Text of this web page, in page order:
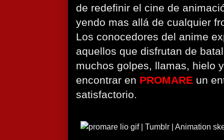
de redefinir el cine de
yendo mas allá de cualquier
Los conocedores del anime
aquellos que disfrutan de
muchos golpes, llamas, hielo
encontrar en PROMARE un
satisfactorio.